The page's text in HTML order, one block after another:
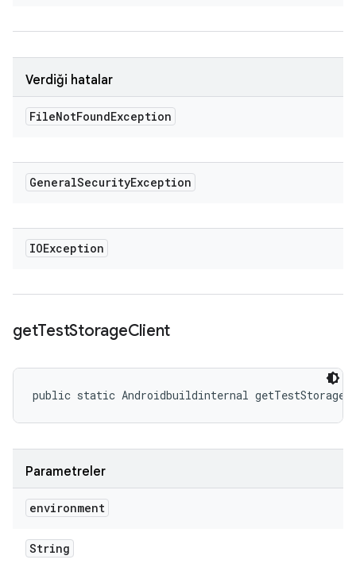
Verdiği hatalar
FileNotFoundException
GeneralSecurityException
IOException
getTestStorageClient
public static Androidbuildinternal
Parametreler
environment
String